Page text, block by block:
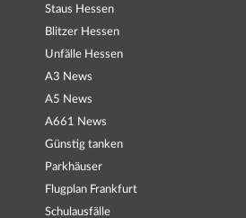
Staus Hessen
Blitzer Hessen
Unfälle Hessen
A3 News
A5 News
A661 News
Günstig tanken
Parkhäuser
Flugplan Frankfurt
Schulausfälle